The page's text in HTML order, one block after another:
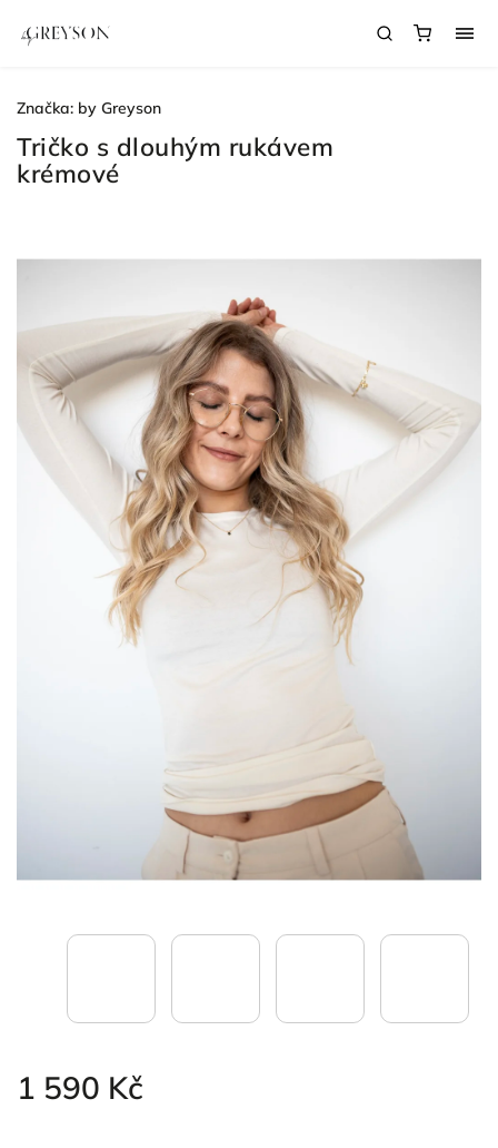
Tričko s dlouhým rukávem
krémové
1 590 Kč
Značka: by Greyson